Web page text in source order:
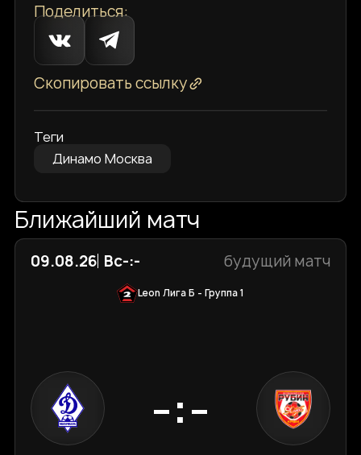
Поделиться:
Скопировать ссылку
Теги
Динамо Москва
Ближайший матч
09.08.26 Вс-:- будущий матч
Leon Лига Б - Группа 1
-:-